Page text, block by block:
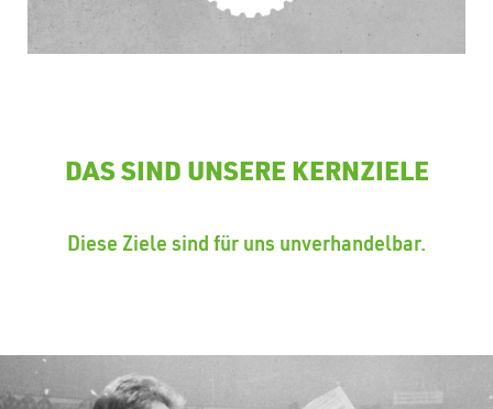
DAS SIND UNSERE KERNZIELE
Diese Ziele sind für uns unverhandelbar.